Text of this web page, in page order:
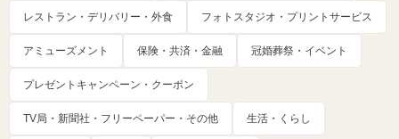
レストラン・デリバリー・外食 フォトスタジオ・プリントサービス
アミューズメント 保険・共済・金融 冠婚葬祭・イベント
プレゼントキャンペーン・クーポン
TV局・新聞社・フリーペーパー・その他 生活・くらし